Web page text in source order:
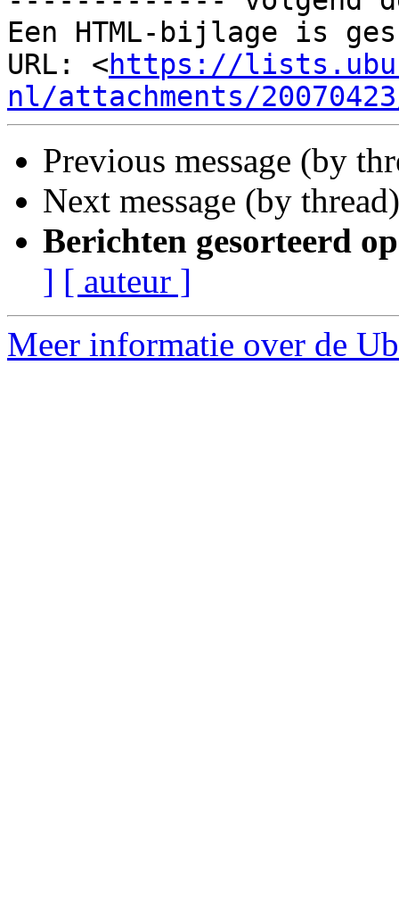
Een HTML-bijlage is
URL: <https://
nl/attachments/
Previous message (by
Next message (by
Berichten gesorteerd
] [ auteur ]
Meer informatie over de